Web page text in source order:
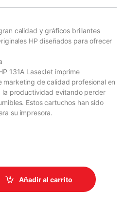
calidad y gráficos brillantes
HP diseñados para ofrecer
131A LaserJet imprime
marketing de calidad profesional en
la productividad evitando perder
Estos cartuchos han sido
su impresora.
LASERJET 251/276 1600 PAG
Añadir al carrito